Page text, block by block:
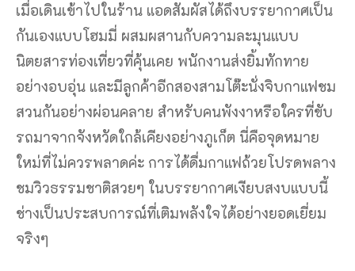
เมื่อเดินเข้าไปในร้าน แอดสัมผัสได้ถึงบรรยากาศเป็น
กันเองแบบโฮมมี่ ผสมผสานกับความละมุนแบบ
นิตยสารท่องเที่ยวที่คุ้นเคย พนักงานส่งยิ้มทักทาย
อย่างอบอุ่น และมีลูกค้าอีกสองสามโต๊ะนั่งจิบกาแฟชม
สวนกันอย่างผ่อนคลาย สำหรับคนพังงาหรือใครที่ขับ
รถมาจากจังหวัดใกล้เคียงอย่างภูเก็ต นี่คือจุดหมาย
ใหม่ที่ไม่ควรพลาดค่ะ การได้ดื่มกาแฟถ้วยโปรดพลาง
ชมวิวธรรมชาติสวยๆ ในบรรยากาศเงียบสงบแบบนี้
ช่างเป็นประสบการณ์ที่เติมพลังใจได้อย่างยอดเยี่ยม
จริงๆ